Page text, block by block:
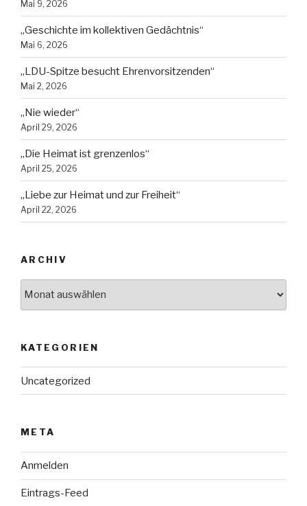
Mai 9, 2026
„Geschichte im kollektiven Gedächtnis“
Mai 6, 2026
„LDU-Spitze besucht Ehrenvorsitzenden“
Mai 2, 2026
„Nie wieder“
April 29, 2026
„Die Heimat ist grenzenlos“
April 25, 2026
„Liebe zur Heimat und zur Freiheit“
April 22, 2026
ARCHIV
KATEGORIEN
Uncategorized
META
Anmelden
Eintrags-Feed